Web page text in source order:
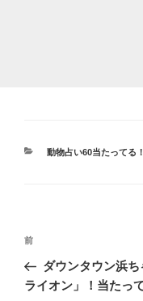
カ
動物占い60当たってる
投
ナ
前
の
投
前
ダウンタウン浜
ライオン」！当たっ